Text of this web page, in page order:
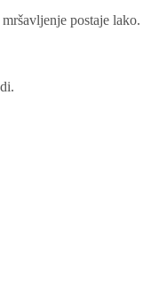
postaje lako.